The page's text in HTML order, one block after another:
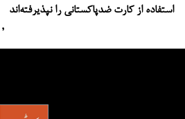
استفاده از کارت ضدپاکستانی را نپذیرفته‌اند
,